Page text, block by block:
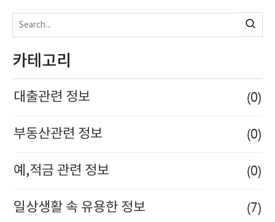
카테고리
대출관련 정보 (0)
부동산관련 정보 (0)
예,적금 관련 정보 (0)
일상생활 속 유용한 정보 (7)